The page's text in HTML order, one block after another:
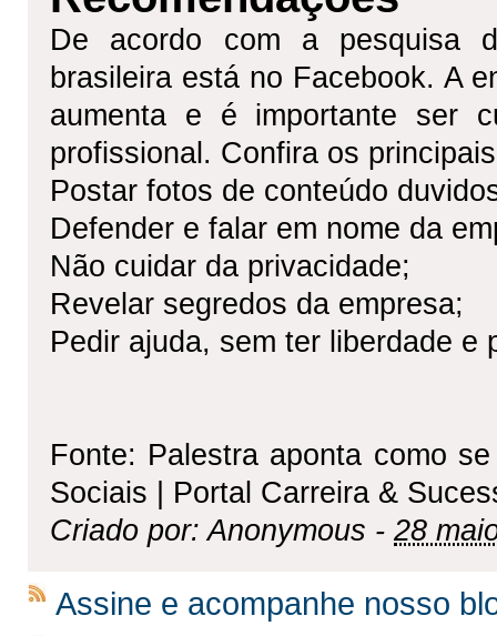
De acordo com a pesquisa
brasileira está no Facebook. A
aumenta e é importante ser
profissional. Confira os
Postar fotos de conteúdo
Defender e falar em nome da
Não cuidar da privacidade;
Revelar segredos da empresa;
Pedir ajuda, sem ter liberdade e
Fonte: Palestra aponta como
Sociais | Portal Carreira &
Criado por: Anonymous - 28
Assine e acompanhe nosso